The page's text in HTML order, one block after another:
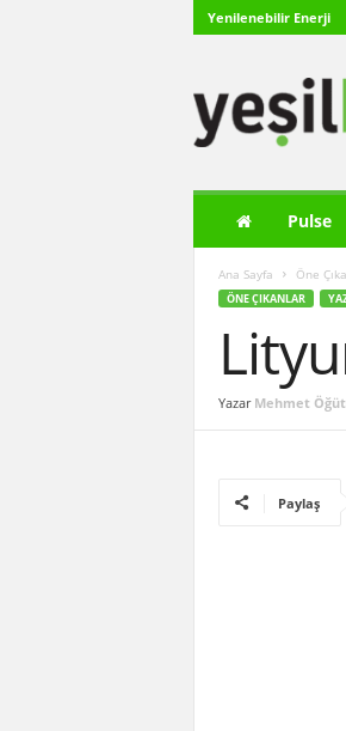
Yenilenebilir Enerji
ş
Pulse
Ana Sayfa Öne
ÖNE ÇIKANLAR
Yazar Mehmet
Paylaş